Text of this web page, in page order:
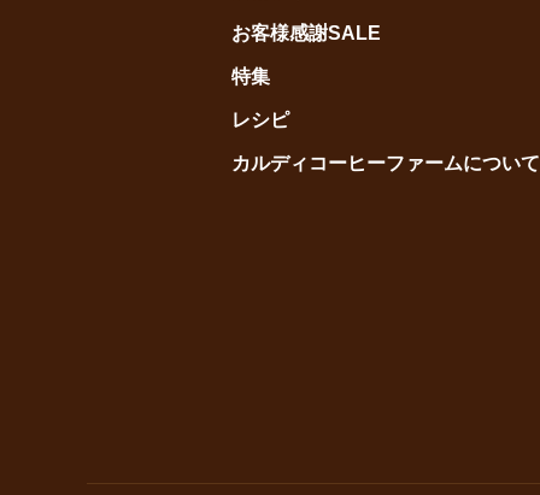
お客様感謝SALE
特集
レシピ
カルディコーヒーファームについて